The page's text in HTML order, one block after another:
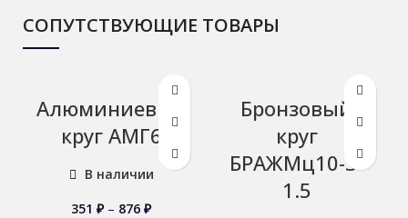
СОПУТСТВУЮЩИЕ ТОВАРЫ
Алюминиевый
круг АМГ6
В наличии
351 ₽ – 876 ₽
Бронзовый
круг
БРАЖМц10-3-
1.5